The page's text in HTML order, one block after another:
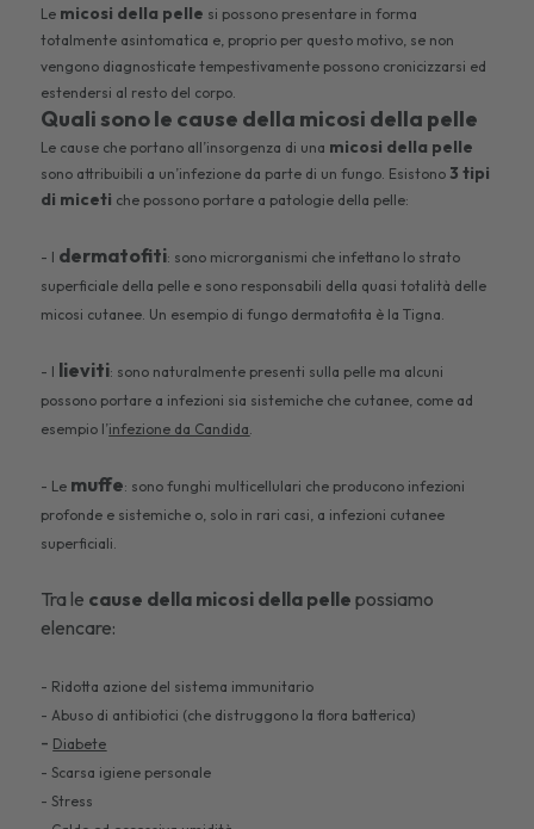
Le micosi della pelle si possono presentare in forma
totalmente asintomatica e, proprio per questo motivo, se non
vengono diagnosticate tempestivamente possono cronicizzarsi ed
estendersi al resto del corpo.
Quali sono le cause della micosi della pelle
Le cause che portano all’insorgenza di una micosi della pelle
sono attribuibili a un’infezione da parte di un fungo. Esistono3 tipi
di miceti che possono portare a patologie della pelle:
- I dermatofiti: sono microrganismi che infettano lo strato
superficiale della pelle e sono responsabili della quasi totalità delle
micosi cutanee. Un esempio di fungo dermatofita è la Tigna.
- I lieviti: sono naturalmente presenti sulla pelle ma alcuni
possono portare a infezioni sia sistemiche che cutanee, come ad
esempio l’infezione da Candida.
- Le muffe: sono funghi multicellulari che producono infezioni
profonde e sistemiche o, solo in rari casi, a infezioni cutanee
superficiali.
Tra le cause della micosi della pelle possiamo
elencare:
- Ridotta azione del sistema immunitario
- Abuso di antibiotici (che distruggono la flora batterica)
- Diabete
- Scarsa igiene personale
- Stress